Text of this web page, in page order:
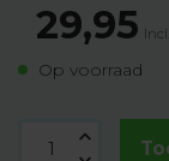
29,95
Op voorraad